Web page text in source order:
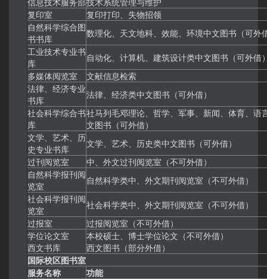
复印室
复印打印、失物招领
自然科学综合图
书书库
数理化、天文地科、效能、环境中文图书（可外
工业技术专业书
库
自动化、计算机、建筑设计类中文图书（可外借
多媒体阅览室
文献信息检索
法律、经济专业
书库
法律、经济类中文图书（可外借）
社会科学综合书
库
社马列毛邓理论、哲学、军事、新闻、体育、语
文图书（可外借）
文学、艺术、历
史专业书库
文学、艺术、历史类中文图书（可外借）
过刊阅览室
中、外文过刊阅览室（不可外借）
自然科学报刊阅
览室
自然科学类中、外文期刊阅览室（不可外借）
社会科学报刊阅
览室
社会科学类中、外文期刊阅览室（不可外借）
过报室
过报阅览室（不可外借）
学位论文室
西文书库
本校硕士、博士学位论文（不可外借）
西文图书（部分外借）
国际校区图书室
服务名称
功能